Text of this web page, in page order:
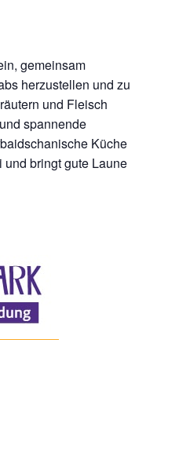
gemeinsam
herzustellen und zu
und Fleisch
spannende
Küche
und bringt gute Laune